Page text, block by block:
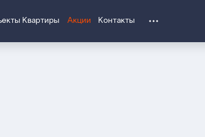
Квартиры Акции Контакты